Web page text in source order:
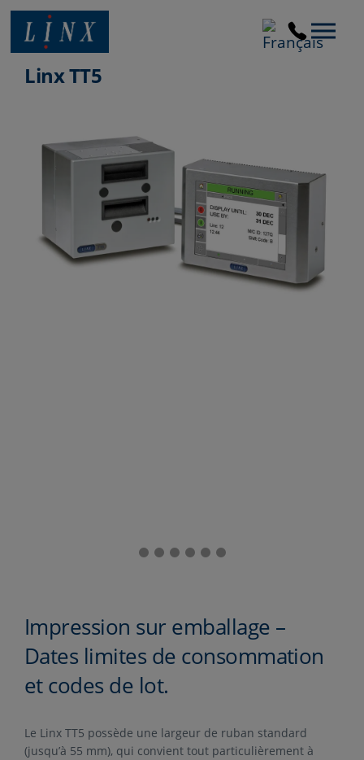
Linx Printing Technologies
Linx TT5
Impression sur emballage –
Dates limites de consommation
et codes de lot.
Le Linx TT5 possède une largeur de ruban standard
(jusqu’à 55 mm), qui convient tout particulièrement à